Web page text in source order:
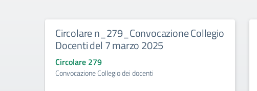
Circolare n_279_Convocazione Collegio
Docenti del 7 marzo 2025
Circolare 279
Convocazione Collegio dei docenti